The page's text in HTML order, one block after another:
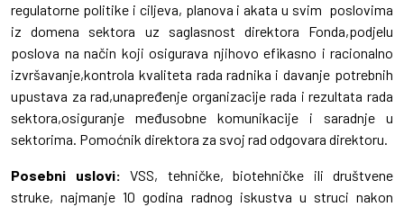
regulatorne politike i ciljeva, planova i akata u svim poslovima
iz domena sektora uz saglasnost direktora Fonda,podjelu
poslova na način koji osigurava njihovo efikasno i racionalno
izvršavanje,kontrola kvaliteta rada radnika i davanje potrebnih
upustava za rad,unapređenje organizacije rada i rezultata rada
sektora,osiguranje međusobne komunikacije i saradnje u
sektorima. Pomoćnik direktora za svoj rad odgovara direktoru.
Posebni uslovi: VSS, tehničke, biotehničke ili društvene
struke, najmanje 10 godina radnog iskustva u struci nakon